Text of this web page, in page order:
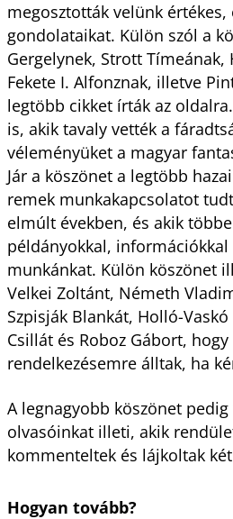
megosztották velünk értékes,
gondolataikat. Külön szól a
Gergelynek, Strott Tímeának,
Fekete I. Alfonznak, illetve
legtöbb cikket írták az
is, akik tavaly vették a
véleményüket a magyar
Jár a köszönet a legtöbb
remek munkakapcsolatot
elmúlt években, és akik
példányokkal, információkkal
munkánkat. Külön köszönet
Velkei Zoltánt, Németh
Szpisják Blankát, Holló-
Csillát és Roboz Gábort,
rendelkezésemre álltak, ha
A legnagyobb köszönet
olvasóinkat illeti, akik
kommenteltek és lájkoltak
Hogyan tovább?